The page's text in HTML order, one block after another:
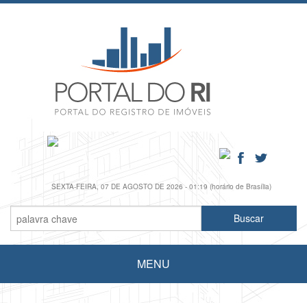
SEXTA-FEIRA, 07 DE AGOSTO DE 2026 - 01:19 (horário de Brasília)
MENU